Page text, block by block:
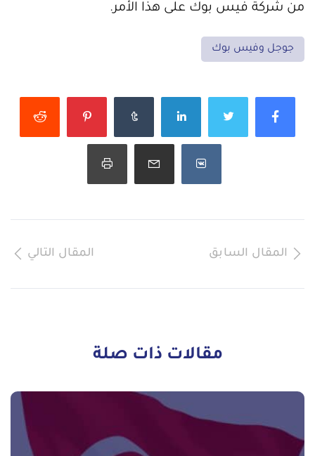
من شركة فيس بوك على هذا الأمر.
جوجل وفيس بوك
المقال السابق المقال التالي
مقالات ذات صلة